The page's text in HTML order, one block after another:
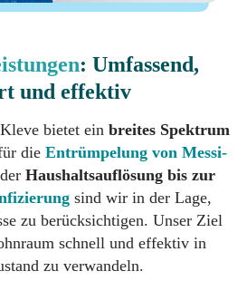
: Umfassend,
und effektiv
bietet ein breites Spektrum
die Entrümpelung von Messi-
Haushaltsauflösung bis zur
sind wir in der Lage,
zu berücksichtigen. Unser Ziel
schnell und effektiv in
zu verwandeln.